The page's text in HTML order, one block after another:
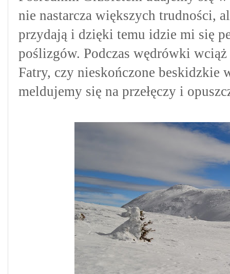
nie nastarcza większych trudności,
przydają i dzięki temu idzie mi się
poślizgów. Podczas wędrówki
Fatry, czy nieskończone beskidzkie
meldujemy się na przełęczy i